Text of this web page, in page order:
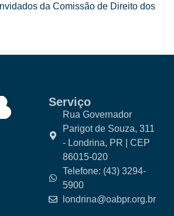
da Comissão de Direito dos
Serviço
Rua Governador
Parigot de Souza, 311
- Londrina, PR | CEP
86015-020
Telefone: (43) 3294-
5900
londrina@oabpr.org.br